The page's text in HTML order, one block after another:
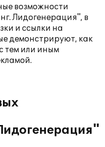
возможности
Лидогенерация", в
и ссылки на
демонстрируют, как
тем или иным